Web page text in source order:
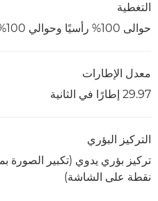
التغطية
حوالى 100% رأسيًا وحوالي 100% أفقيًا
معدل الإطارات
29.97 إطارًا في الثانية
التركيز البؤري
نقطة على الشاشة)